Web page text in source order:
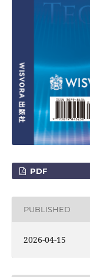
PDF
PUBLISHED
2026-04-15